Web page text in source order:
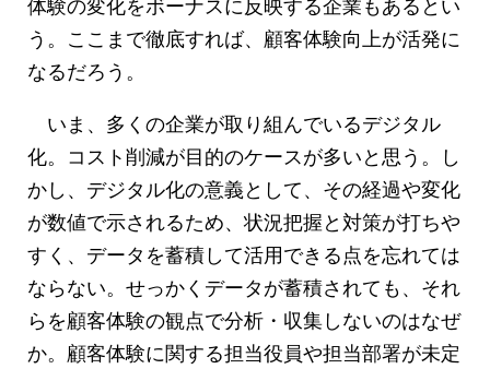
う。ここまで徹底すれば、顧客体験向上が活発に
なるだろう。
いま、多くの企業が取り組んでいるデジタル
化。コスト削減が目的のケースが多いと思う。し
かし、デジタル化の意義として、その経過や変化
が数値で示されるため、状況把握と対策が打ちや
すく、データを蓄積して活用できる点を忘れては
ならない。せっかくデータが蓄積されても、それ
らを顧客体験の観点で分析・収集しないのはなぜ
か。顧客体験に関する担当役員や担当部署が未定